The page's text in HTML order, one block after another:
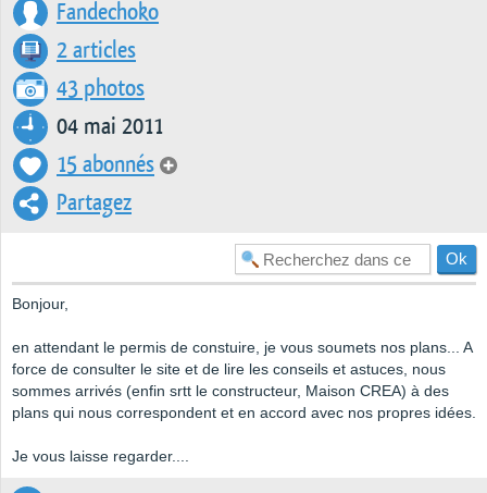
Fandechoko
2 articles
43 photos
04 mai 2011
15 abonnés
Partagez
Bonjour,
en attendant le permis de constuire, je vous soumets nos plans... A
force de consulter le site et de lire les conseils et astuces, nous
sommes arrivés (enfin srtt le constructeur, Maison CREA) à des
plans qui nous correspondent et en accord avec nos propres idées.
Je vous laisse regarder....